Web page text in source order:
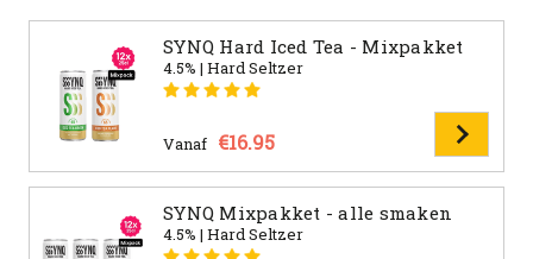
SYNQ Hard Iced Tea - Mixpakket
4.5% | Hard Seltzer
Vanaf €16.95
SYNQ Mixpakket - alle smaken
4.5% | Hard Seltzer